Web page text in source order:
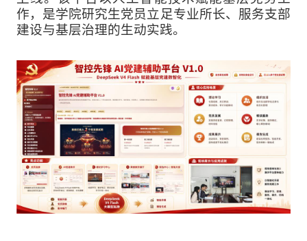
作，是学院研究生党员立足专业所长、服务支部
建设与基层治理的生动实践。